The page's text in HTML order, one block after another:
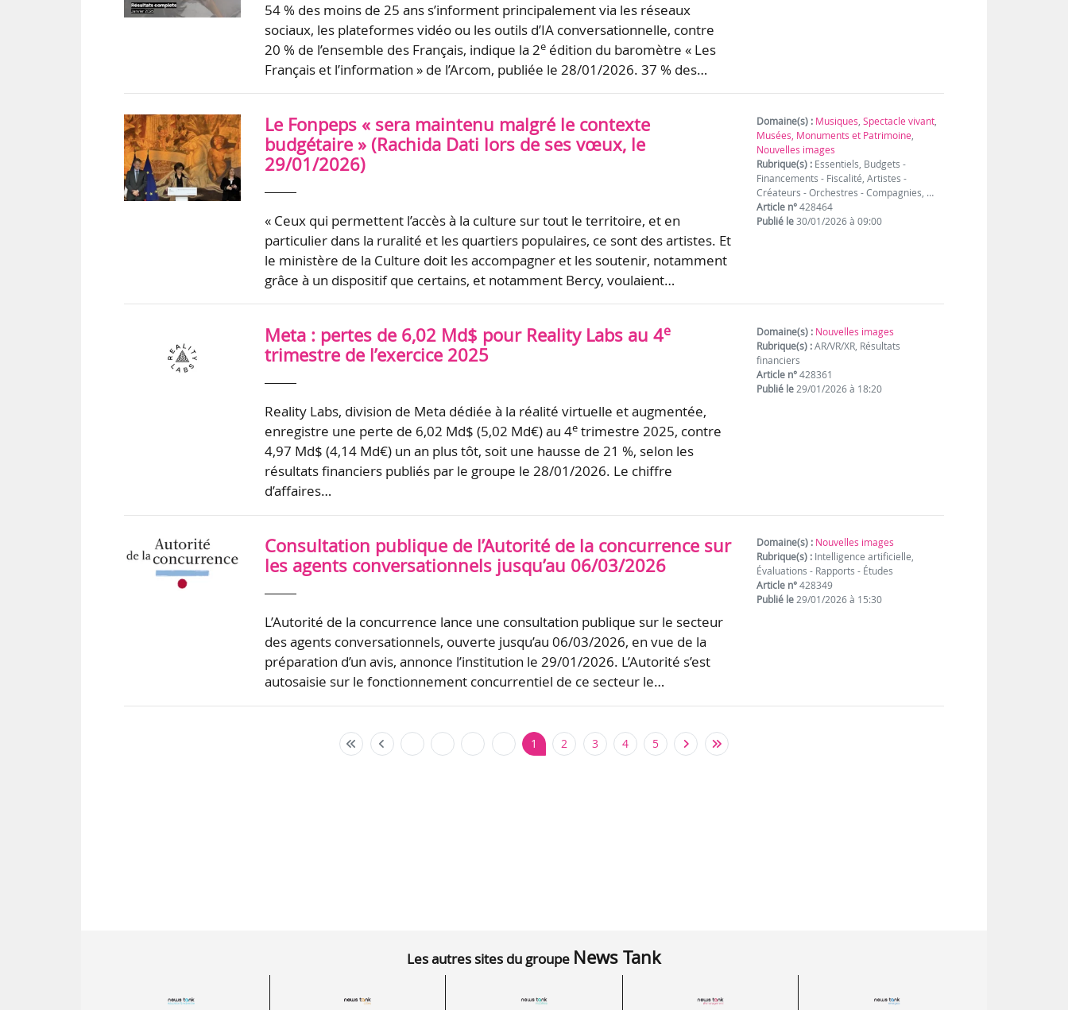
54 % des moins de 25 ans s’informent principalement via les réseaux
sociaux, les plateformes vidéo ou les outils d’IA conversationnelle, contre
20 % de l’ensemble des Français, indique la 2e édition du baromètre « Les
Français et l’information » de l’Arcom, publiée le 28/01/2026. 37 % des…
Le Fonpeps « sera maintenu malgré le contexte
budgétaire » (Rachida Dati lors de ses vœux, le
29/01/2026)
« Ceux qui permettent l’accès à la culture sur tout le territoire, et en
particulier dans la ruralité et les quartiers populaires, ce sont des artistes. Et
le ministère de la Culture doit les accompagner et les soutenir, notamment
grâce à un dispositif que certains, et notamment Bercy, voulaient…
Domaine(s) : Musiques,Spectacle vivant,
Musées, Monuments et Patrimoine,
Nouvelles images
Rubrique(s) : Essentiels, Budgets -
Financements - Fiscalité, Artistes -
Créateurs - Orchestres - Compagnies, …
Article n°428464
Publié le30/01/2026 à 09:00
Meta : pertes de 6,02 Md$ pour Reality Labs au 4e
trimestre de l’exercice 2025
Reality Labs, division de Meta dédiée à la réalité virtuelle et augmentée,
enregistre une perte de 6,02 Md$ (5,02 Md€) au 4e trimestre 2025, contre
4,97 Md$ (4,14 Md€) un an plus tôt, soit une hausse de 21 %, selon les
résultats financiers publiés par le groupe le 28/01/2026. Le chiffre
d’affaires…
Domaine(s) : Nouvelles images
Rubrique(s) :AR/VR/XR, Résultats
financiers
Article n°428361
Publié le29/01/2026 à 18:20
Consultation publique de l’Autorité de la concurrence sur
les agents conversationnels jusqu’au 06/03/2026
L’Autorité de la concurrence lance une consultation publique sur le secteur
des agents conversationnels, ouverte jusqu’au 06/03/2026, en vue de la
préparation d’un avis, annonce l’institution le 29/01/2026. L’Autorité s’est
autosaisie sur le fonctionnement concurrentiel de ce secteur le…
Domaine(s) : Nouvelles images
Rubrique(s) : Intelligence artificielle,
Évaluations - Rapports - Études
Article n°428349
Publié le29/01/2026 à 15:30
1 2 3 4 5
Les autres sites du groupe News Tank